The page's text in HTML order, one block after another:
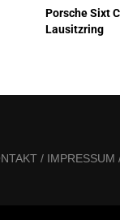
Porsche Sixt
Lausitzring
/ IMPRESSUM